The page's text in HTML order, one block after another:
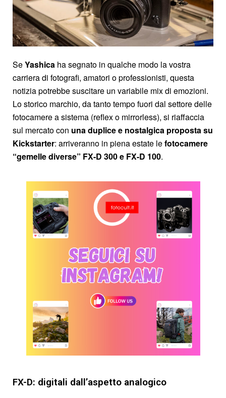
SeYashica ha segnato in qualche modo la vostra
carriera di fotografi, amatori o professionisti, questa
notizia potrebbe suscitare un variabile mix di emozioni.
Lo storico marchio, da tanto tempo fuori dal settore delle
fotocamere a sistema (reflex o mirrorless), si riaffaccia
sul mercato con una duplice e nostalgica proposta su
Kickstarter: arriveranno in piena estate lefotocamere
“gemelle diverse” FX-D 300 e FX-D 100.
FX-D: digitali dall’aspetto analogico